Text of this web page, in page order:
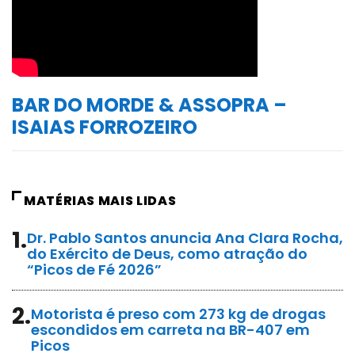
BAR DO MORDE & ASSOPRA –
ISAIAS FORROZEIRO
MATÉRIAS MAIS LIDAS
1.Dr. Pablo Santos anuncia Ana Clara Rocha,
do Exército de Deus, como atração do
“Picos de Fé 2026”
2.Motorista é preso com 273 kg de drogas
escondidos em carreta na BR-407 em
Picos